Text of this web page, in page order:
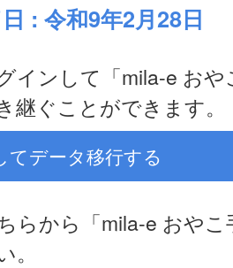
: 令和9年2月28日
インして「mila-e おや
継ぐことができます。
てデータ移行する
らから「mila-e おやこ